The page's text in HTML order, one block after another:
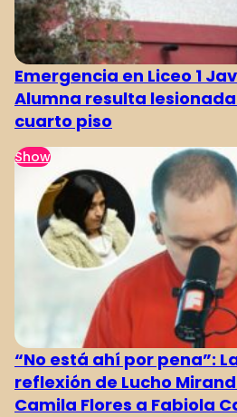
Emergencia en Liceo 1
Alumna resulta
cuarto piso
Show
“No está ahí por pena”:
reflexión de Lucho
Camila Flores a Fabiola